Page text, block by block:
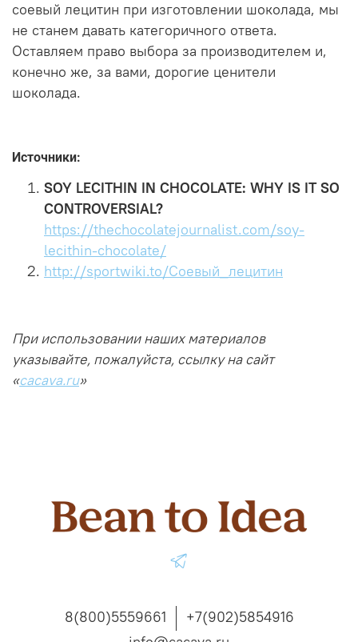
соевый лецитин при изготовлении шоколада, мы
не станем давать категоричного ответа.
Оставляем право выбора за производителем и,
конечно же, за вами, дорогие ценители
шоколада.
Источники:
SOY LECITHIN IN CHOCOLATE: WHY IS IT SO
CONTROVERSIAL?
https://thechocolatejournalist.com/soy-
lecithin-chocolate/
http://sportwiki.to/Соевый_лецитин
При использовании наших материалов
указывайте, пожалуйста, ссылку на сайт
«cacava.ru»
8(800)5559661
+7(902)5854916